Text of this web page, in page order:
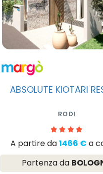
ABSOLUTE KIOTARI
RODI
A partire da1466 € a
Partenza da